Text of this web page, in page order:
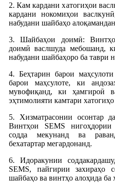
2. Кам кардани хатогиҳои
кардани нокомиҳои
набудани шайбаҳо
3. Шайбаҳои доимӣ:
доимӣ васлшуда мебошанд,
набудани шайбаҳоро ба таври
4. Беҳтарин барои
барои маҳсулоте, ки
мувофиқанд, ки ҳамгироӣ
эҳтимолияти камтари
5. Хизматрасонии осонтар
Винтҳои SEMS нигоҳдории
содда мекунанд ва
бехатартар мегардонанд.
6. Идоракунии
SEMS, пайгирии захираҳо
шайбаҳо ва винтҳо алоҳида